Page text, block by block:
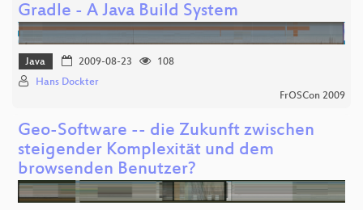
Gradle - A Java Build System
Java 2009-08-23
108
Hans Dockter
FrOSCon 2009
Geo-Software -- die Zukunft zwischen
steigender Komplexität und dem
browsenden Benutzer?